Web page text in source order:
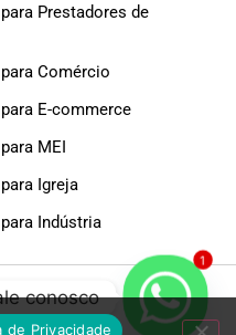
Prestadores de
Comércio
E-commerce
MEI
Igreja
Indústria
de Privacidade
1
conosco